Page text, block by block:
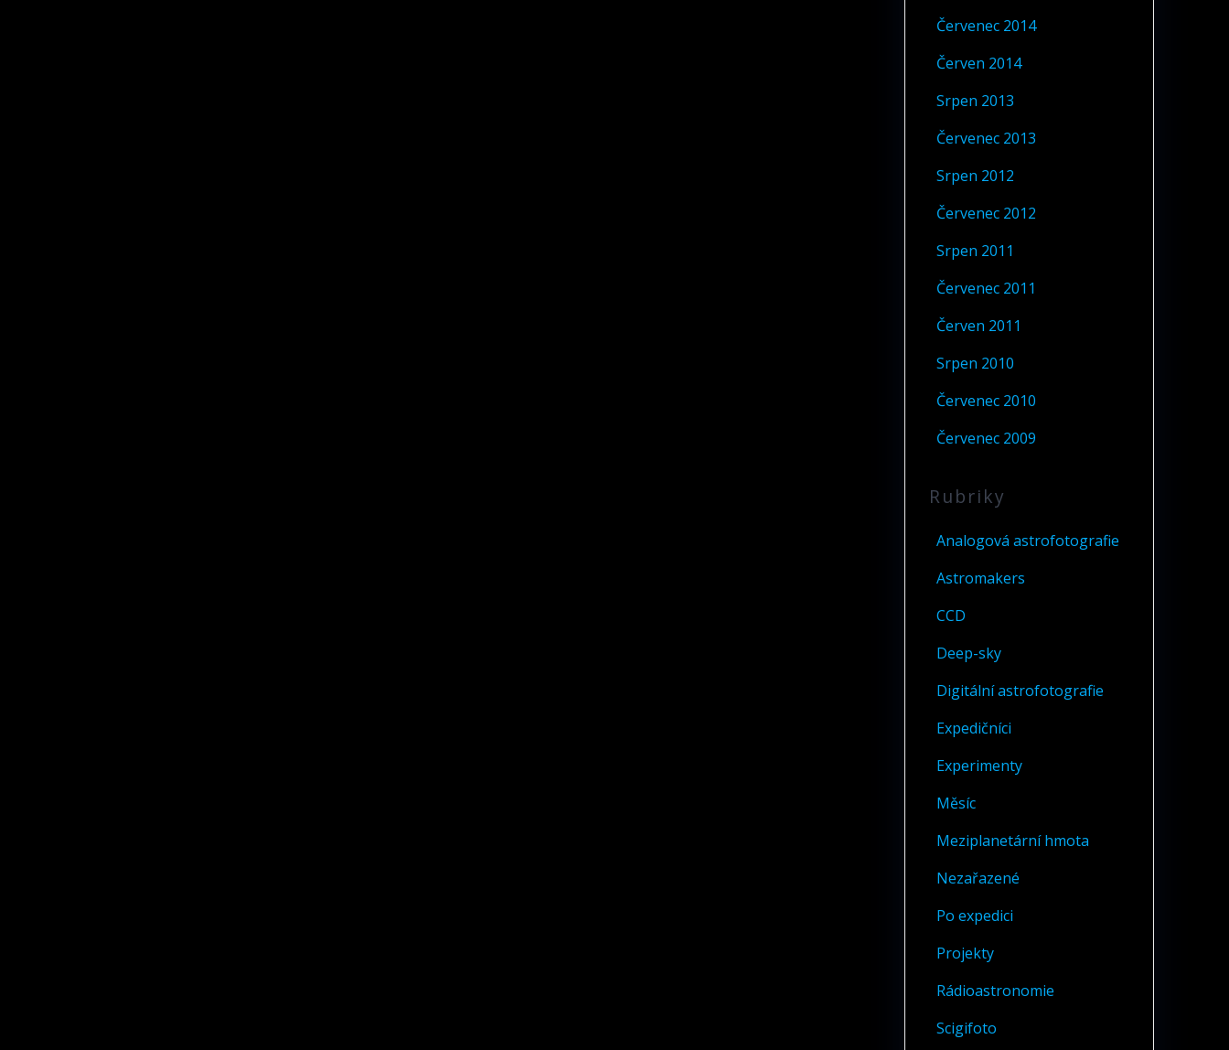
Červenec 2014
Červen 2014
Srpen 2013
Červenec 2013
Srpen 2012
Červenec 2012
Srpen 2011
Červenec 2011
Červen 2011
Srpen 2010
Červenec 2010
Červenec 2009
Rubriky
Analogová astrofotografie
Astromakers
CCD
Deep-sky
Digitální astrofotografie
Expedičníci
Experimenty
Měsíc
Meziplanetární hmota
Nezařazené
Po expedici
Projekty
Rádioastronomie
Scigifoto